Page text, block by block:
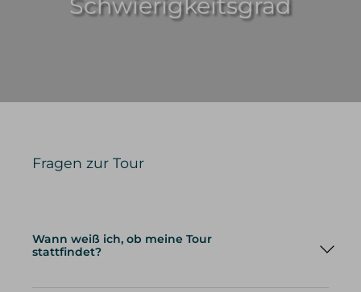
Schwierigkeitsgrad
Fragen zur Tour
Wann weiß ich, ob meine Tour
stattfindet?